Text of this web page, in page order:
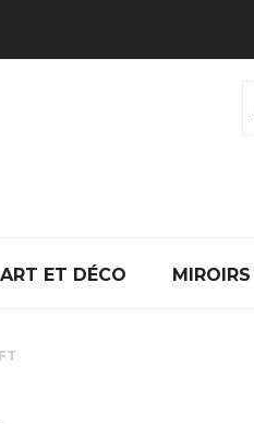
ART ET DÉCO MIROIRS